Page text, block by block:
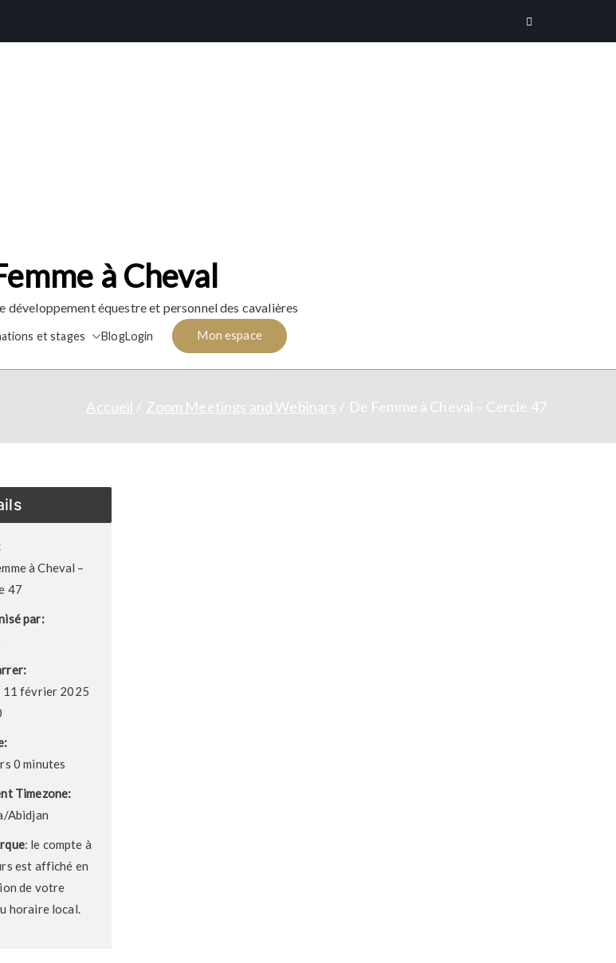
à Cheval
développement équestre et personnel des cavalières
et stages BlogLogin Mon espace
Accueil Zoom Meetings and Webinars De Femme à Cheval – Cercle 47
à Cheval –
47
par:
11 février 2025
0 minutes
Timezone:
Abidjan
: le compte à
est affiché en
de votre
horaire local.